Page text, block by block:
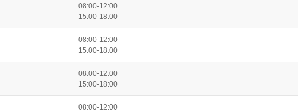
08:00-12:00
15:00-18:00
08:00-12:00
15:00-18:00
08:00-12:00
15:00-18:00
08:00-12:00